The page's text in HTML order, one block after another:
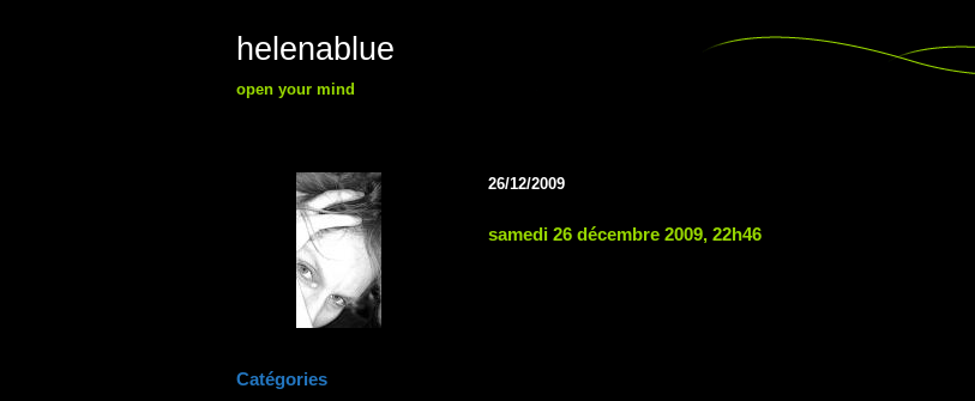
helenablue
open your mind
Catégories
26/12/2009
samedi 26 décembre 2009, 22h46